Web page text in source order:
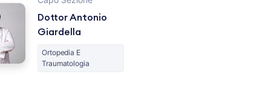
Dottor Antonio
Giardella
Ortopedia E
Traumatologia